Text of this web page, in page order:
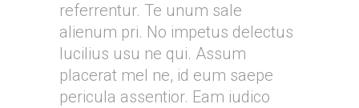
referrentur. Te unum sale
alienum pri. No impetus delectus
lucilius usu ne qui. Assum
placerat mel ne, id eum saepe
pericula assentior. Eam iudico